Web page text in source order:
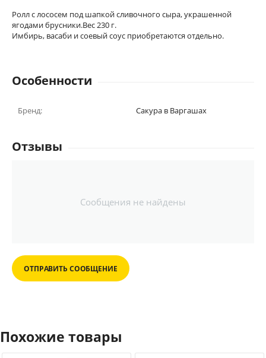
Ролл с лососем под шапкой сливочного сыра, украшенной
ягодами брусники.Вес 230 г.
Имбирь, васаби и соевый соус приобретаются отдельно.
Особенности
Бренд: Сакура в Варгашах
Отзывы
Сообщения не найдены
ОТПРАВИТЬ СООБЩЕНИЕ
Похожие товары